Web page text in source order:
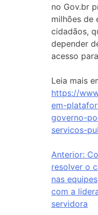
no Gov.br
milhões de
cidadãos,
depender
acesso
Leia mais
https://
em-
governo-
servicos-
Anterior:
resolver o
nas equipes
com a
servidora